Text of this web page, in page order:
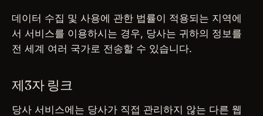
데이터 수집 및 사용에 관한 법률이 적용되는 지역에
서 서비스를 이용하시는 경우, 당사는 귀하의 정보를
전 세계 여러 국가로 전송할 수 있습니다.
제3자 링크
당사 서비스에는 당사가 직접 관리하지 않는 다른 웹